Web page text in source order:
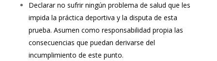
Declarar no sufrir ningún problema de salud que les
impida la práctica deportiva y la disputa de esta
prueba. Asumen como responsabilidad propia las
consecuencias que puedan derivarse del
incumplimiento de este punto.